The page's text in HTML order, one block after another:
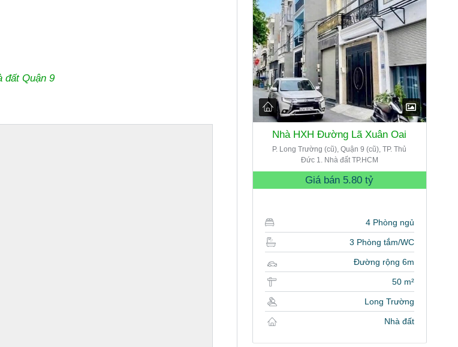
đất Quận 9
Nhà HXH Đường Lã Xuân Oai
P. Long Trường (cũ), Quận 9 (cũ), TP. Thủ
Đức 1. Nhà đất TP.HCM
Giá bán 5.80 tỷ
4 Phòng ngủ
3 Phòng tắm/WC
Đường rộng 6m
50 m²
Long Trường
Nhà đất